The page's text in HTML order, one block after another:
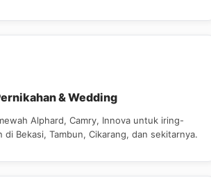
& Wedding
Alphard, Camry, Innova untuk iring-
di Bekasi, Tambun, Cikarang, dan sekitarnya.